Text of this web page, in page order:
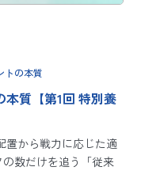
トの本質
質【第1回 特別養
置から戦力に応じた適
数だけを追う「従来